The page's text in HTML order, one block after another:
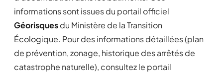
informations sont issues du portail officiel
Géorisquesdu Ministère de la Transition
Écologique. Pour des informations détaillées (plan
de prévention, zonage, historique des arrêtés de
catastrophe naturelle), consultez le portail